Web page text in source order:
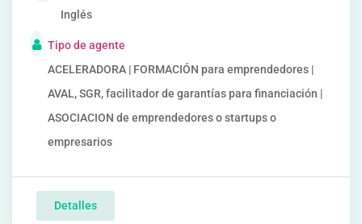
Inglés
Tipo de agente
ACELERADORA | FORMACIÓN para emprendedores |
AVAL, SGR, facilitador de garantías para financiación |
ASOCIACION de emprendedores o startups o
empresarios
Detalles